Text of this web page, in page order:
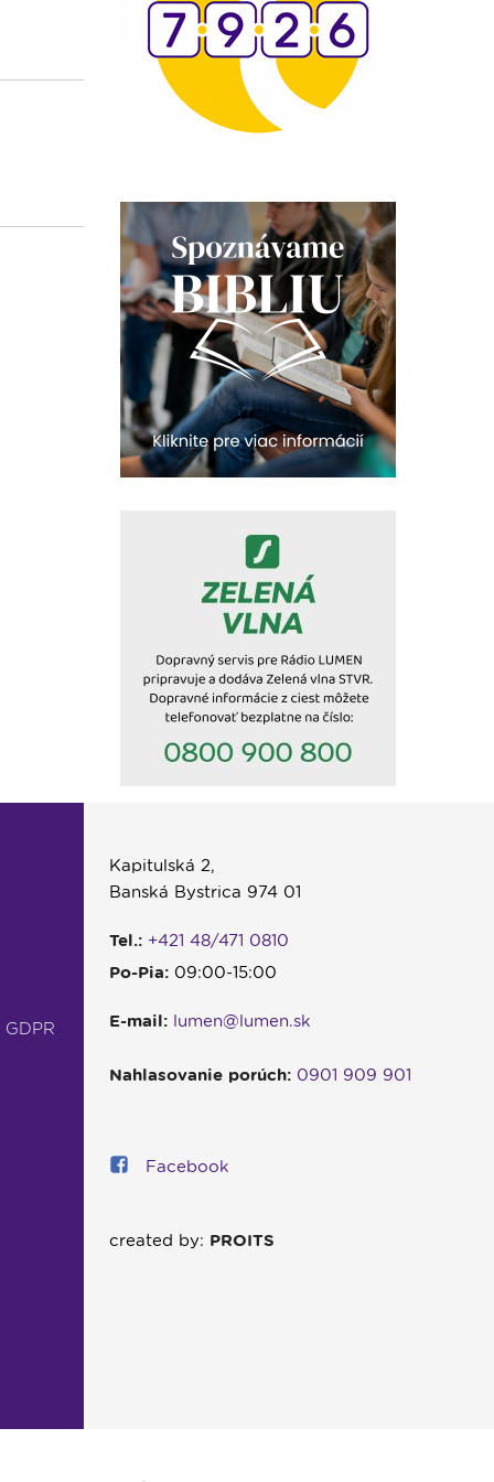
vykopávky
Kapitulská 2,
Banská Bystrica 974 01
Tel.: +421 48/471 0810
Po-Pia:09:00-15:00
E-mail: lumen@lumen.sk
Nahlasovanie porúch: 0901 909 901
Facebook
created by: PROITS